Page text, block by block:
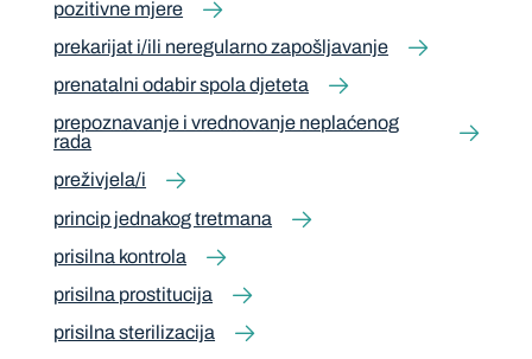
pozitivne mjere
prekarijat i/ili neregularno zapošljavanje
prenatalni odabir spola djeteta
prepoznavanje i vrednovanje neplaćenog
rada
preživjela/i
princip jednakog tretmana
prisilna kontrola
prisilna prostitucija
prisilna sterilizacija